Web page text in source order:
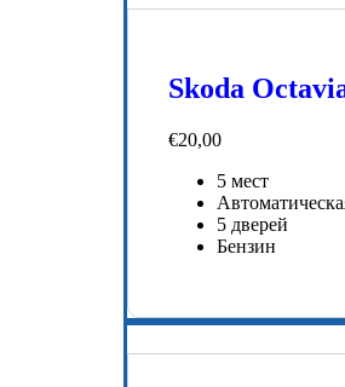
Skoda
€20,00
5 мест
5 дверей
Бензин